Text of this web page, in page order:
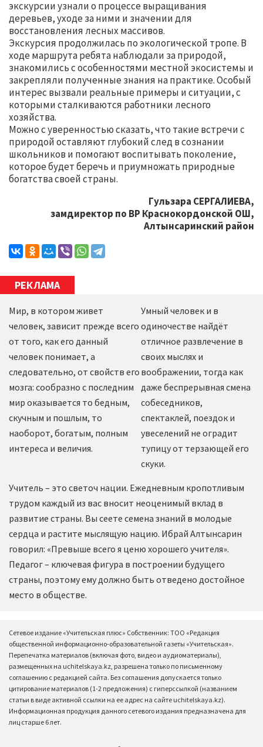
экскурсии узнали о процессе выращивания
деревьев, уходе за ними и значении для
восстановления лесных массивов.
Экскурсия продолжилась по экологической тропе. В
ходе маршрута ребята наблюдали за природой,
знакомились с особенностями местной экосистемы и
закрепляли полученные знания на практике. Особый
интерес вызвали реальные примеры и ситуации, с
которыми сталкиваются работники лесного
хозяйства.
Можно с уверенностью сказать, что такие встречи с
природой оставляют глубокий след в сознании
школьников и помогают воспитывать поколение,
которое будет беречь и приумножать природные
богатства своей страны.
Гульзара СЕРГАЛИЕВА,
замдиректор по ВР Краснокордонской ОШ,
Алтынсаринский район
РЕКЛАМА
Мир, в котором живет
человек, зависит прежде всего
от того, как его данный
человек понимает, а
следовательно, от свойств его
мозга: сообразно с последним
мир оказывается то бедным,
скучным и пошлым, то
наоборот, богатым, полным
интереса и величия.
Умный человек и в
одиночестве найдёт
отличное развлечение в
своих мыслях и
воображении, тогда как
даже беспрерывная смена
собеседников,
спектаклей, поездок и
увеселений не оградит
тупицу от терзающей его
скуки.
Учитель – это светоч нации. Ежедневным кропотливым
трудом каждый из вас вносит неоценимый вклад в
развитие страны. Вы сеете семена знаний в молодые
сердца и растите мыслящую нацию. Ибрай Алтынсарин
говорил: «Превыше всего я ценю хорошего учителя».
Педагог – ключевая фигура в построении будущего
страны, поэтому ему должно быть отведено достойное
место в обществе.
Сетевое издание «Учительская плюс» Собственник: ТОО «Редакция
общественной информационно-образовательной газеты «Учительская».
Перепечатка материалов (включая фото, видео и аудиоматериалы),
размещенных на uchitelskaya.kz, разрешена только по письменному
соглашению с редакцией сайта. Без соглашения допускается только
цитирование материалов (1-2 предложения) с гиперссылкой (названием
статьи в виде активной ссылки на ее адрес на сайте uchitelskaya.kz).
Информационная продукция данного сетевого издания предназначена для
лиц старше 6 лет.